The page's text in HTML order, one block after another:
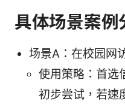
具体场景案例
场景A：在校园网
使用策略：首选
初步尝试，若速